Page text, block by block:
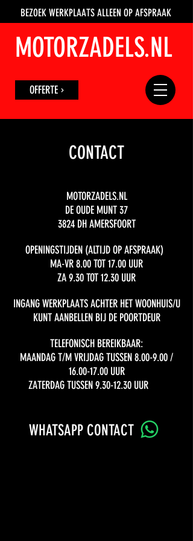
MOTORZADELS.NL
OFFERTE
BEZOEK WERKPLAATS ALLEEN OP AFSPRAAK
CONTACT
MOTORZADELS.NL
DE OUDE MUNT 37
3824 DH AMERSFOORT
OPENINGSTIJDEN (ALTIJD OP AFSPRAAK)
MA-VR 8.00 TOT 17.00 UUR
ZA 9.30 TOT 12.30 UUR
INGANG WERKPLAATS ACHTER HET WOONHUIS/U
KUNT AANBELLEN BIJ DE POORTDEUR
TELEFONISCH BEREIKBAAR:
MAANDAG T/M VRIJDAG TUSSEN 8.00-9.00 /
16.00-17.00UUR
ZATERDAG TUSSEN 9.30-12.30 UUR
WHATSAPP CONTACT